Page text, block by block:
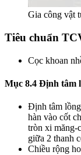
Gia công vật
Tiêu chuẩn
Cọc khoan
Mục 8.4 Định tâm
Định tâm
hàn vào cốt
tròn xi măng-
giữa 2 thanh
Chiều rộng